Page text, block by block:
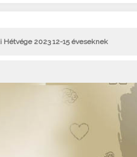
2023 12-15 éveseknek